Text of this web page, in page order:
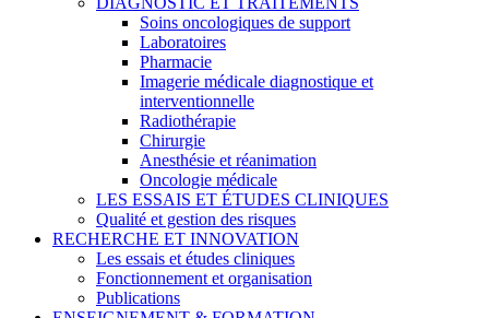
Soins oncologiques de support
Laboratoires
Pharmacie
Imagerie médicale diagnostique et
interventionnelle
Radiothérapie
Chirurgie
Anesthésie et réanimation
Oncologie médicale
LES ESSAIS ET ÉTUDES CLINIQUES
Qualité et gestion des risques
RECHERCHE ET INNOVATION
Les essais et études cliniques
Fonctionnement et organisation
Publications